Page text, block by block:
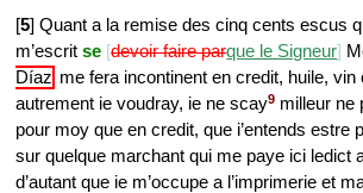
[5] Quant a la remise des cinq cents escus
m’escritse devoir faire parque le Signeur
Díaz me fera incontinent en credit, huile, vin
autrement ie voudray, ie ne scay9 milleur ne
pour moy que en credit, que i’entends estre
sur quelque marchant qui me paye ici ledict
d’autant que ie m’occupe a l’imprimerie et